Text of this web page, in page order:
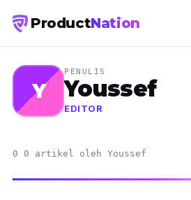
ProductNation
Y
PENULIS
Youssef
EDITOR
0 0 artikel oleh Youssef